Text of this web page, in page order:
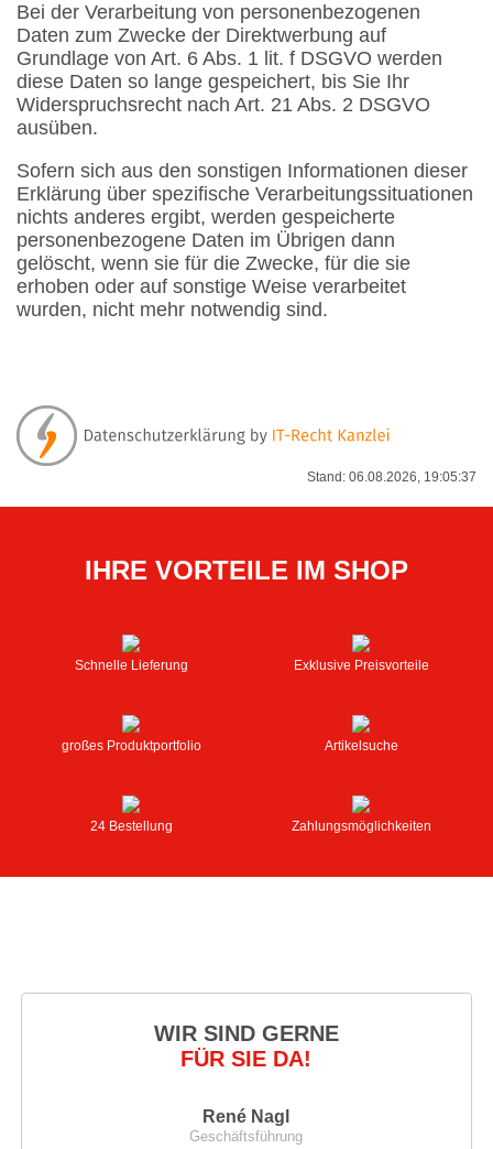
Bei der Verarbeitung von personenbezogenen
Daten zum Zwecke der Direktwerbung auf
Grundlage von Art. 6 Abs. 1 lit. f DSGVO werden
diese Daten so lange gespeichert, bis Sie Ihr
Widerspruchsrecht nach Art. 21 Abs. 2 DSGVO
ausüben.
Sofern sich aus den sonstigen Informationen dieser
Erklärung über spezifische Verarbeitungssituationen
nichts anderes ergibt, werden gespeicherte
personenbezogene Daten im Übrigen dann
gelöscht, wenn sie für die Zwecke, für die sie
erhoben oder auf sonstige Weise verarbeitet
wurden, nicht mehr notwendig sind.
Stand: 06.08.2026, 19:05:37
IHRE VORTEILE IM SHOP
Schnelle Lieferung Exklusive Preisvorteile
großes Produktportfolio Artikelsuche
24 Bestellung Zahlungsmöglichkeiten
WIR SIND GERNE
FÜR SIE DA!
René Nagl
Geschäftsführung